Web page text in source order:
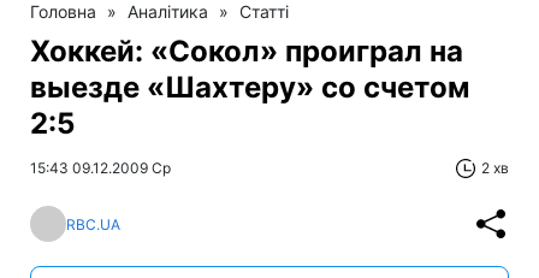
Головна » Аналітика » Статті
Хоккей: «Сокол» проиграл на
выезде «Шахтеру» со счетом
2:5
15:43 09.12.2009 Ср 2 хв
RBC.UA